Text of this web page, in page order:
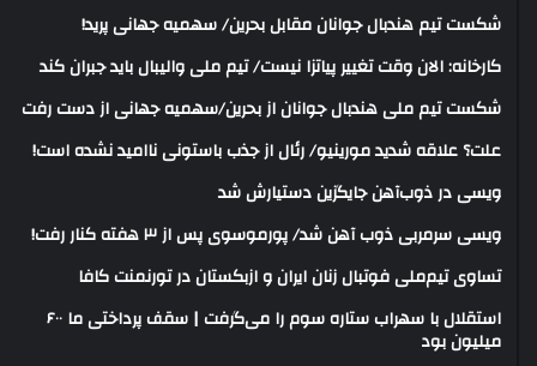
شکست تیم هندبال جوانان مقابل بحرین/ سهمیه جهانی پرید!
کارخانه: الان وقت تغییر پیاتزا نیست/ تیم ملی والیبال باید جبران کند
شکست تیم ملی هندبال جوانان از بحرین/سهمیه جهانی از دست رفت
علت؟ علاقه شدید مورینیو/ رئال از جذب باستونی ناامید نشده است!
ویسی در ذوب‌آهن جایگزین دستیارش شد
ویسی سرمربی ذوب آهن شد/ پورموسوی پس از ۳ هفته کنار رفت!
تساوی تیم‌ملی فوتبال زنان ایران و ازبکستان در تورنمنت کافا
استقلال با سهراب ستاره سوم را می‌گرفت | سقف پرداختی ما ۶۰۰
میلیون بود